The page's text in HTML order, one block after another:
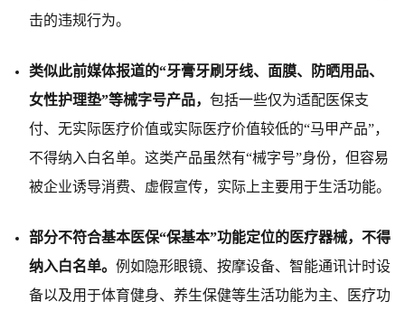
击的违规行为。
类似此前媒体报道的“牙膏牙刷牙线、面膜、 防晒用品、
女性护理垫”等械字号产品， 包括一些仅为适配医保支
付、无实际医疗价值或实际医疗价值较低的“马甲产品”，
不得纳入白名单。 这类产品虽然有“械字号”身份， 但容易
被企业诱导消费、虚假宣传，实际上主要用于生活功能。
部分不符合基本医保“保基本”功能定位的医疗器械，不得
纳入白名单。 例如 隐形眼镜、按摩设备、智能通讯计时设
备以及用于体育健身、养生保健等生活功能为主、医疗功